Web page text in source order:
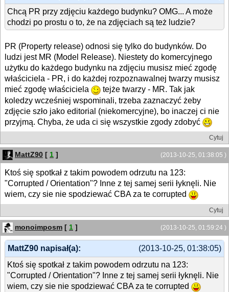
Chcą PR przy zdjęciu każdego budynku? OMG... A może
chodzi po prostu o to, że na zdjęciach są też ludzie?
PR (Property release) odnosi się tylko do budynków. Do
ludzi jest MR (Model Release). Niestety do komercyjnego
użytku do każdego budynku na zdjęciu musisz mieć zgodę
właściciela - PR, i do każdej rozpoznawalnej twarzy musisz
mieć zgodę właściciela
tejże twarzy - MR. Tak jak
koledzy wcześniej wspominali, trzeba zaznaczyć żeby
zdjęcie szło jako editorial (niekomercyjne), bo inaczej ci nie
przyjmą. Chyba, że uda ci się wszystkie zgody zdobyć
Cytuj
(2013-10-25, 01:38:05 )
MattZ90 [ 1 ]
Ktoś się spotkał z takim powodem odrzutu na 123:
"Corrupted / Orientation"? Inne z tej samej serii łyknęli. Nie
wiem, czy sie nie spodziewać CBA za te corrupted
Cytuj
(2013-10-25, 01:59:24 )
monoimposm [ 1 ]
(2013-10-25, 01:38:05)
MattZ90 napisał(a):
Ktoś się spotkał z takim powodem odrzutu na 123:
"Corrupted / Orientation"? Inne z tej samej serii łyknęli. Nie
wiem, czy sie nie spodziewać CBA za te corrupted